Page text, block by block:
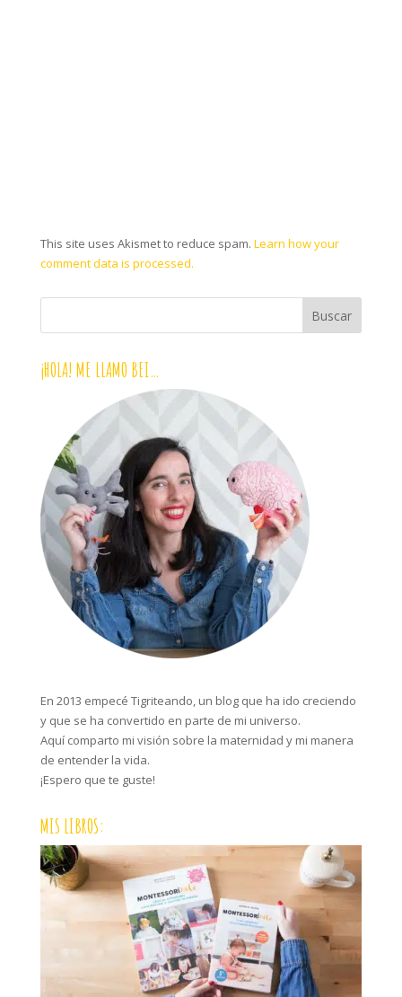
This site uses Akismet to reduce spam. Learn how your
comment data is processed.
¡HOLA! ME LLAMO BEI…
En 2013 empecé Tigriteando, un blog que ha ido creciendo
y que se ha convertido en parte de mi universo.
Aquí comparto mi visión sobre la maternidad y mi manera
de entender la vida.
¡Espero que te guste!
MIS LIBROS: